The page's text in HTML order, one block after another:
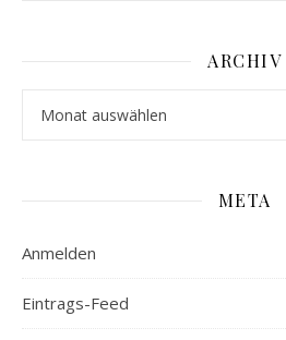
ARCHIV
META
Anmelden
Eintrags-Feed